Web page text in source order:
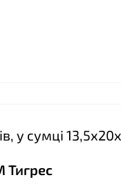
у сумці
Тигрес